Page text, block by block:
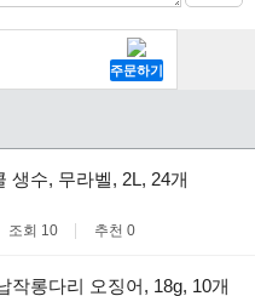
생수, 무라벨, 2L, 24개
조회 10 추천 0
작롱다리 오징어, 18g, 10개